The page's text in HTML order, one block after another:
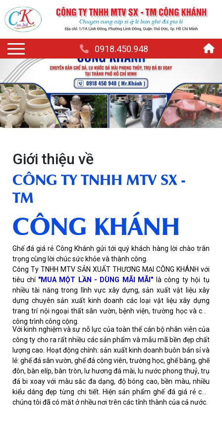
0918.450.948
Giới thiệu về
CÔNG TY TNHH MTV SX -
TM
CÔNG KHÁNH
Ghế đá giá rẻ Công Khánh gửi tới quý khách hàng lời chào trân
trọng cùng lời chúc sức khỏe và thành công.
Công Ty TNHH MTV SẢN XUẤT THƯƠNG MẠI CÔNG KHÁNH với
tiêu chí "MUA MỘT LẦN - DÙNG MÃI MÃI" là công ty hội tụ
nhiều tài năng trong lĩnh vực xây dựng, sản xuất vật liệu xây
dựng chuyên sản xuất kinh doanh các loại vật liệu xây dựng
trang trí nội ngoại thất sân vườn, bệnh viện, trường học và các
công trình công cộng.
Với kinh nghiệm và sự nỗ lực của toàn thể cán bộ nhân viên của
công ty cho ra rất nhiều các sản phẩm và mẫu mã bền đẹp chất
lượng cao. Hoạt động chính: sản xuất kinh doanh buôn bán sỉ và
lẻ: ghế đá sân vườn, ghế đá công viên, trường học, ghế băng, ghế
đôn, bàn elíp, bàn tròn, lư hương đá mài, lu nước phong thuỷ, trụ
đá bi xoay với màu sắc đa dạng, độ bóng cao, bền màu, nhiều
kiểu dáng đẹp từng chi tiết. Hiện sản phẩm ghế đá giá rẻ của
chúng tôi đã có mặt ở nhều nơi trên các tỉnh thành của cả nước.